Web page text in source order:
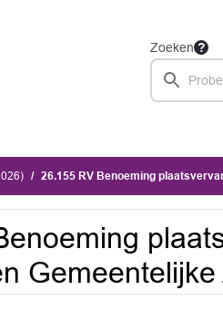
Zoeken
26.155 RV Benoeming plaatsvervangende